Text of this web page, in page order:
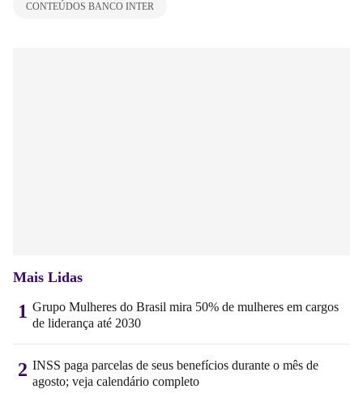
CONTEÚDOS BANCO INTER
Mais Lidas
1 Grupo Mulheres do Brasil mira 50% de mulheres em cargos
de liderança até 2030
2 INSS paga parcelas de seus benefícios durante o mês de
agosto; veja calendário completo